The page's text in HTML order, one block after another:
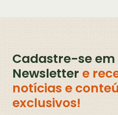
Cadastre-se em
Newsletter e
notícias e
exclusivos!